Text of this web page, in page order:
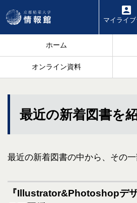
マイ ライブ
ホーム
オンライン資料
最近の新着図書を
最近の新着図書の中から、その一
『Illustrator&Photoshopデ